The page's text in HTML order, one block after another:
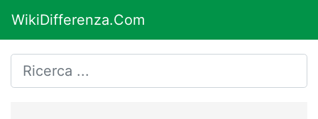
WikiDifferenza.Com